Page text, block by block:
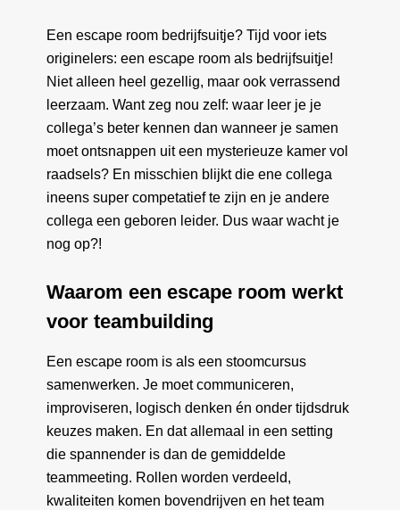
Een escape room bedrijfsuitje? Tijd voor iets
originelers: een escape room als bedrijfsuitje!
Niet alleen heel gezellig, maar ook verrassend
leerzaam. Want zeg nou zelf: waar leer je je
collega’s beter kennen dan wanneer je samen
moet ontsnappen uit een mysterieuze kamer vol
raadsels? En misschien blijkt die ene collega
ineens super competatief te zijn en je andere
collega een geboren leider. Dus waar wacht je
nog op?!
Waarom een escape room werkt
voor teambuilding
Een escape room is als een stoomcursus
samenwerken. Je moet communiceren,
improviseren, logisch denken én onder tijdsdruk
keuzes maken. En dat allemaal in een setting
die spannender is dan de gemiddelde
teammeeting. Rollen worden verdeeld,
kwaliteiten komen bovendrijven en het team